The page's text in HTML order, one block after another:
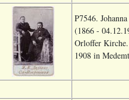
P7546.
(1866 -
Orloffer
1908 in